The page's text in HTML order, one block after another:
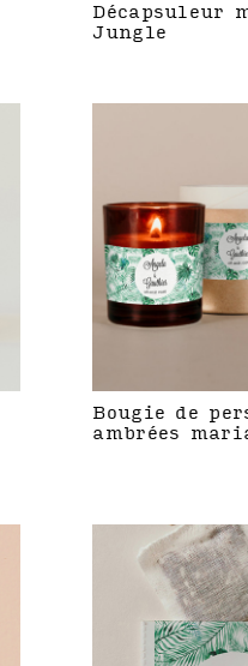
Décapsuleur
Jungle
Bougie de
ambrées